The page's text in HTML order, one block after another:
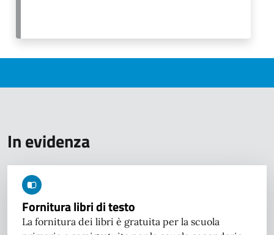
In evidenza
Fornitura libri di testo
La fornitura dei libri è gratuita per la scuola